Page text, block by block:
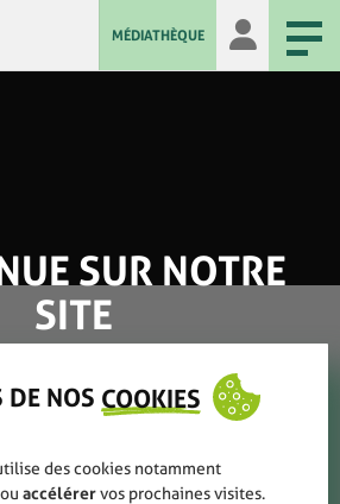
MÉDIATHÈQUE
?
SUR NOTRE
SITE
DE NOS COOKIES
des cookies notamment
ou accélérervos prochaines visites.